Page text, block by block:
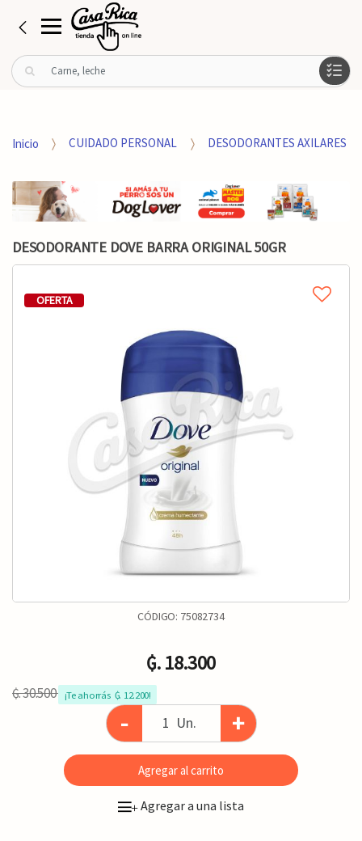
B
u
r
o
r
Inicio CUIDADO PERSONAL DESODORANTES AXILARES
DESODORANTE DOVE BARRA ORIGINAL 50GR
OFERTA
CÓDIGO: 75082734
₲. 18.300
₲. 30.500 ¡Te ahorrás  ₲. 12.200!
- Un. +
Agregar al carrito
+Agregar a una lista